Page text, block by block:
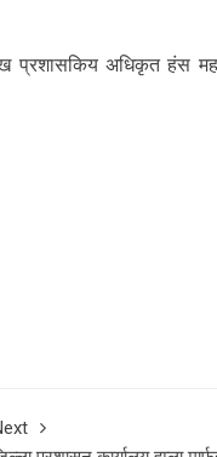
प्रशासकिय अधिकृत हंस